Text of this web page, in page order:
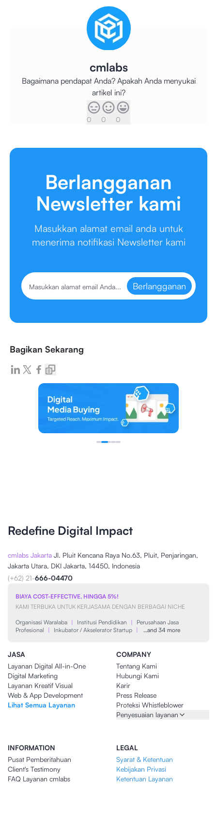
cmlabs
Bagaimana pendapat Anda? Apakah Anda menyukai
artikel ini?
0 0 0
Berlangganan
Newsletter kami
Masukkan alamat email anda untuk
menerima notifikasi Newsletter kami
Berlangganan
Bagikan Sekarang
Redefine Digital Impact
cmlabs Jakarta Jl. Pluit Kencana Raya No.63, Pluit, Penjaringan,
Jakarta Utara, DKI Jakarta, 14450, Indonesia
(+62) 21-666-04470
BIAYA COST-EFFECTIVE, HINGGA 5%!
KAMI TERBUKA UNTUK KERJASAMA DENGAN BERBAGAI NICHE
Organisasi Waralaba | Institusi Pendidikan |
Perusahaan Jasa
Profesional
| Inkubator / Akselerator Startup | …and 34 more
JASA
Layanan Digital All-in-One
Digital Marketing
Layanan Kreatif Visual
Web & App Development
Lihat Semua Layanan
COMPANY
Tentang Kami
Hubungi Kami
Karir
Press Release
Proteksi Whistleblower
Penyesuaian layanan
INFORMATION
Pusat Pemberitahuan
Client's Testimony
FAQ Layanan cmlabs
LEGAL
Syarat & Ketentuan
Kebijakan Privasi
Ketentuan Layanan